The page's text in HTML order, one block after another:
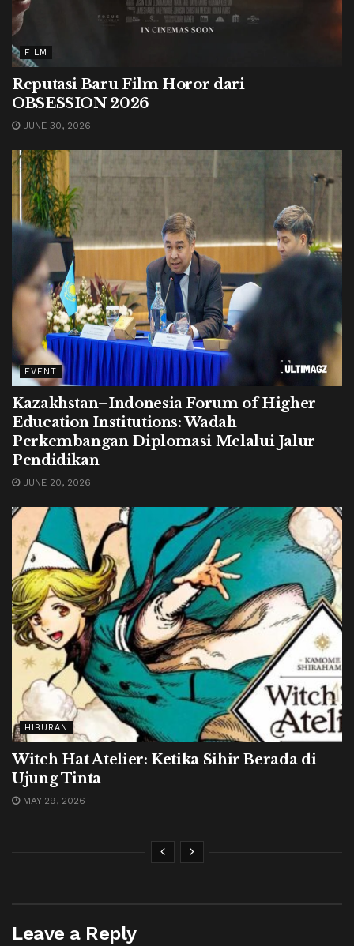
FILM
Reputasi Baru Film Horor dari
OBSESSION 2026
JUNE 30, 2026
EVENT
Kazakhstan–Indonesia Forum of Higher
Education Institutions: Wadah
Perkembangan Diplomasi Melalui Jalur
Pendidikan
JUNE 20, 2026
HIBURAN
Witch Hat Atelier: Ketika Sihir Berada di
Ujung Tinta
MAY 29, 2026
Leave a Reply